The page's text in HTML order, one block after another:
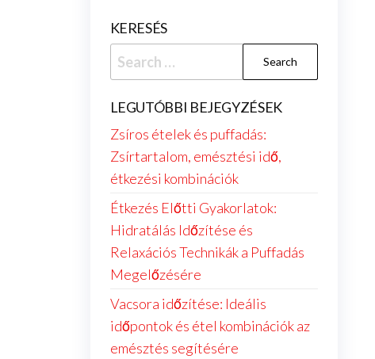
KERESÉS
Search
for:
LEGUTÓBBI BEJEGYZÉSEK
Zsíros ételek és puffadás:
Zsírtartalom, emésztési idő,
étkezési kombinációk
Étkezés Előtti Gyakorlatok:
Hidratálás Időzítése és
Relaxációs Technikák a Puffadás
Megelőzésére
Vacsora időzítése: Ideális
időpontok és étel kombinációk az
emésztés segítésére